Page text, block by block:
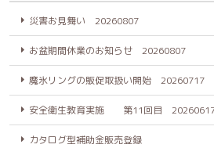
災害お見舞い 20260807
お盆期間休業のお知らせ 20260807
魔氷リングの販促取扱い開始 20260717
安全衛生教育実施 第11回目
カタログ型補助金販売登録